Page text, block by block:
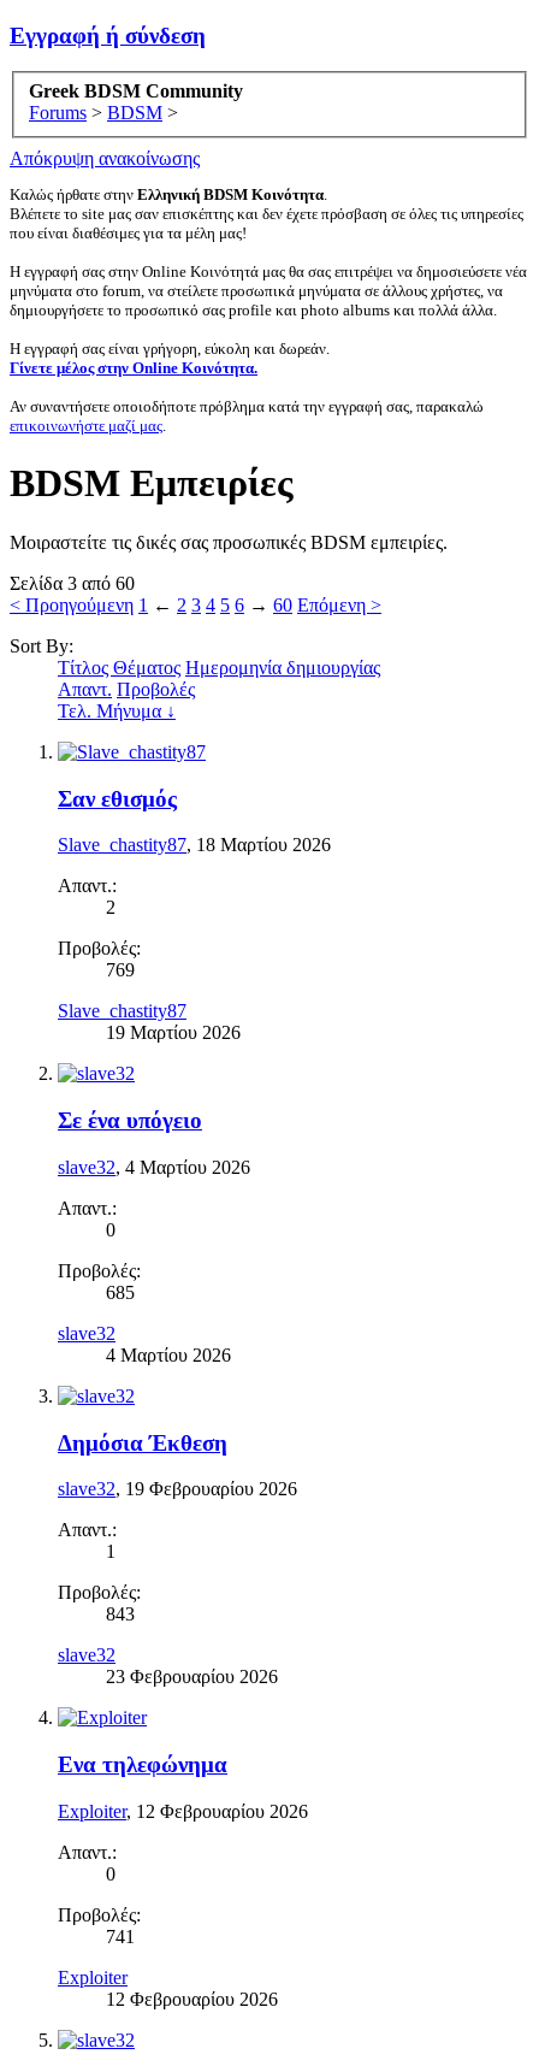
Εγγραφή ή σύνδεση
Greek BDSM Community
Forums > BDSM >
Απόκρυψη ανακοίνωσης
Καλώς ήρθατε στην Ελληνική BDSM Κοινότητα.
Βλέπετε το site μας σαν επισκέπτης και δεν έχετε πρόσβαση σε όλες τις υπηρεσίες
που είναι διαθέσιμες για τα μέλη μας!
Η εγγραφή σας στην Online Κοινότητά μας θα σας επιτρέψει να δημοσιεύσετε νέα
μηνύματα στο forum, να στείλετε προσωπικά μηνύματα σε άλλους χρήστες, να
δημιουργήσετε το προσωπικό σας profile και photo albums και πολλά άλλα.
Η εγγραφή σας είναι γρήγορη, εύκολη και δωρεάν.
Γίνετε μέλος στην Online Κοινότητα.
Αν συναντήσετε οποιοδήποτε πρόβλημα κατά την εγγραφή σας, παρακαλώ
επικοινωνήστε μαζί μας.
BDSM Εμπειρίες
Μοιραστείτε τις δικές σας προσωπικές BDSM εμπειρίες.
Σελίδα 3 από 60
< Προηγούμενη 1 ← 2 3 4 5 6 → 60 Επόμενη >
Sort By:
Τίτλος Θέματος Ημερομηνία δημιουργίας
Απαντ. Προβολές
Τελ. Μήνυμα ↓
Σαν εθισμός
Slave_chastity87, 18 Μαρτίου 2026
Απαντ.:
2
Προβολές:
769
Slave_chastity87
19 Μαρτίου 2026
Σε ένα υπόγειο
slave32, 4 Μαρτίου 2026
Απαντ.:
0
Προβολές:
685
slave32
4 Μαρτίου 2026
Δημόσια Έκθεση
slave32, 19 Φεβρουαρίου 2026
Απαντ.:
1
Προβολές:
843
slave32
23 Φεβρουαρίου 2026
Ενα τηλεφώνημα
Exploiter, 12 Φεβρουαρίου 2026
Απαντ.:
0
Προβολές:
741
Exploiter
12 Φεβρουαρίου 2026